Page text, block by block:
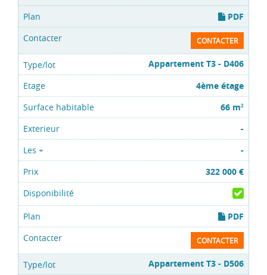
PDF
CONTACTER
Appartement T3 - D406
4ème étage
66 m2
-
-
322 000 €
PDF
CONTACTER
Appartement T3 - D506